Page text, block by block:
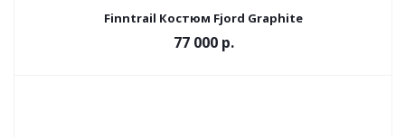
Finntrail Костюм Fjord Graphite
77 000 р.